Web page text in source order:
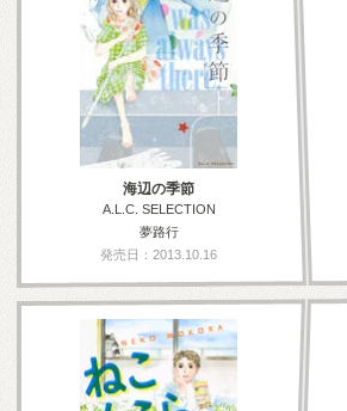
海辺の季節
A.L.C. SELECTION
夢路行
発売日：2013.10.16